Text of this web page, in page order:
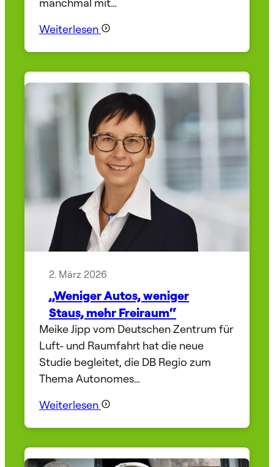
Weiterlesen
2. März 2026
„Weniger Autos, weniger
Staus, mehr Freiraum“
Meike Jipp vom Deutschen Zentrum für
Luft- und Raumfahrt hat die neue
Studie begleitet, die DB Regio zum
Thema Autonomes…
Weiterlesen